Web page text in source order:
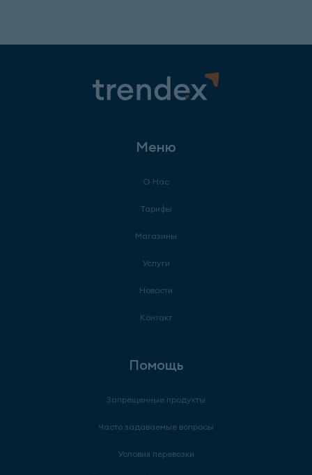
Меню
О Нас
Тарифы
Магазины
Услуги
Новости
Контакт
Помощь
Запрещенные продукты
Часто задаваемые вопросы
Условия перевозки